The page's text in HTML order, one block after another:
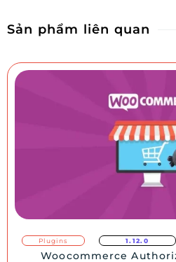
Sản phẩm liên quan
Plugins 1.12.0
Woocommerce